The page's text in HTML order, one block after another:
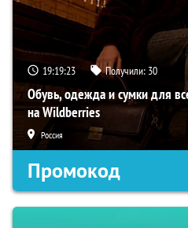
19:19:22 Получили: 30
Обувь, одежда и сумки для
на Wildberries
Россия
Промокод